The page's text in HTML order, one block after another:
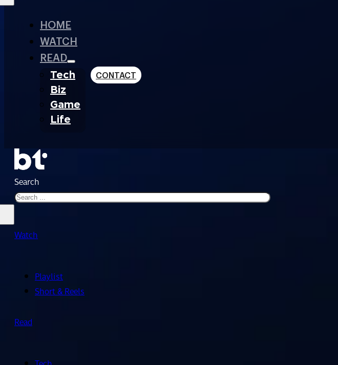
HOME
WATCH
READ
Tech
Biz
Game
Life
CONTACT
Search
Watch
Playlist
Short & Reels
Read